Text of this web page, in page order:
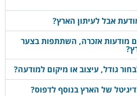
אבל לעיתון הארץ?
מודעות אזכרה, השתתפות בצער
גודל, עיצוב או מיקום למודעה?
של הארץ בנוסף לדפוס?